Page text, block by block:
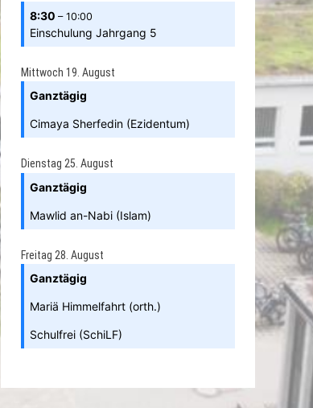
8:30 – 10:00
Einschulung Jahrgang 5
Mittwoch 19. August
Ganztägig
Cimaya Sherfedin (Ezidentum)
Dienstag 25. August
Ganztägig
Mawlid an-Nabi (Islam)
Freitag 28. August
Ganztägig
Mariä Himmelfahrt (orth.)
Schulfrei (SchiLF)